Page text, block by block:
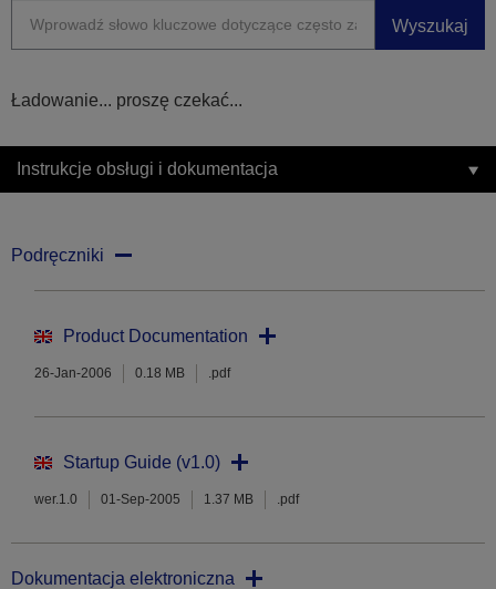
Wyszukaj
Ładowanie... proszę czekać...
Instrukcje obsługi i dokumentacja
Podręczniki
Product Documentation
26-Jan-2006 0.18 MB .pdf
Startup Guide (v1.0)
wer.1.0 01-Sep-2005 1.37 MB .pdf
Dokumentacja elektroniczna